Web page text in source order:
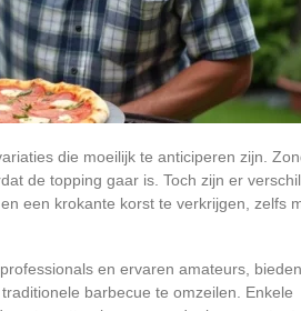
die moeilijk te anticiperen zijn.
de topping gaar is. Toch zijn er
een krokante korst te verkrijgen, zelfs
en ervaren amateurs, bieden
barbecue te omzeilen. Enkele